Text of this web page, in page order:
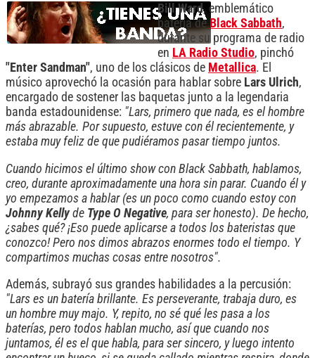
Bill Ward, emblemático
batería deBlack Sabbath,
durante su programa de radio
en LA Radio Studio, pinchó
"Enter Sandman", uno de los clásicos de Metallica. El
músico aprovechó la ocasión para hablar sobre Lars Ulrich,
encargado de sostener las baquetas junto a la legendaria
banda estadounidense: "Lars, primero que nada, es el hombre
más abrazable. Por supuesto, estuve con él recientemente, y
estaba muy feliz de que pudiéramos pasar tiempo juntos.
Cuando hicimos el último show con Black Sabbath, hablamos,
creo, durante aproximadamente una hora sin parar. Cuando él y
yo empezamos a hablar (es un poco como cuando estoy con
Johnny Kellyde Type O Negative, para ser honesto). De hecho,
¿sabes qué? ¡Eso puede aplicarse a todos los bateristas que
conozco! Pero nos dimos abrazos enormes todo el tiempo. Y
compartimos muchas cosas entre nosotros".
Además, subrayó sus grandes habilidades a la percusión:
"Lars es un batería brillante. Es perseverante, trabaja duro, es
un hombre muy majo. Y, repito, no sé qué les pasa a los
baterías, pero todos hablan mucho, así que cuando nos
juntamos, él es el que habla, para ser sincero, y luego intento